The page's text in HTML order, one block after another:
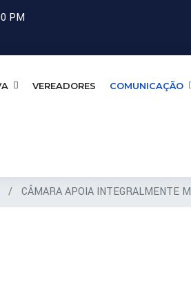
PM
VEREADORES COMUNICAÇÃO
CÂMARA APOIA INTEGRALMENTE